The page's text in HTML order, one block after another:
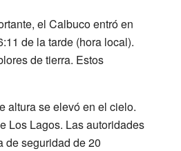
el Calbuco entró en
de la tarde (hora local).
de tierra. Estos
altura se elevó en el cielo.
Los Lagos. Las autoridades
de seguridad de 20